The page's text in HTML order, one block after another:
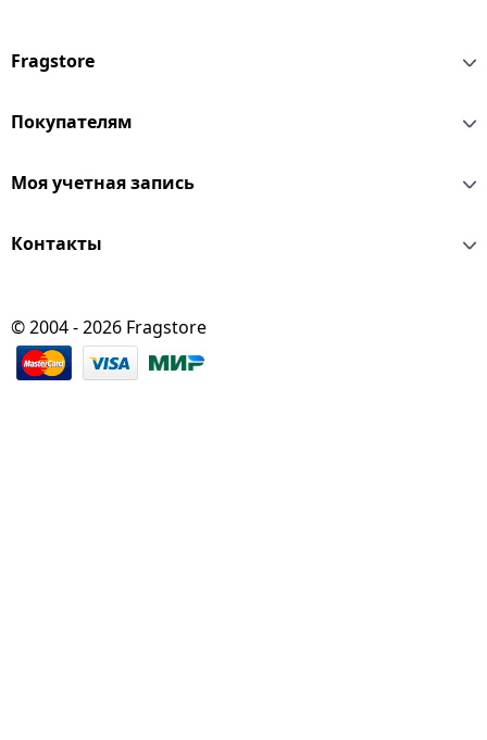
Fragstore
Покупателям
Моя учетная запись
Контакты
© 2004 - 2026 Fragstore